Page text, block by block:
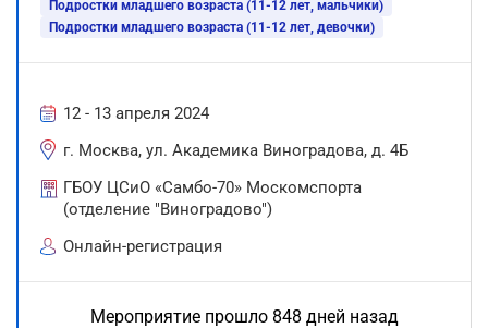
Подростки младшего возраста (11-12 лет, мальчики)
Подростки младшего возраста (11-12 лет, девочки)
12 - 13 апреля 2024
г. Москва, ул. Академика Виноградова, д. 4Б
ГБОУ ЦСиО «Самбо-70» Москомспорта
(отделение "Виноградово")
Онлайн-регистрация
Мероприятие прошло 848 дней назад